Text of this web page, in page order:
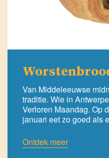
Van Middeleeuwse
traditie. Wie in
Verloren Maandag. Op
januari eet zo goed als
Ontdek meer